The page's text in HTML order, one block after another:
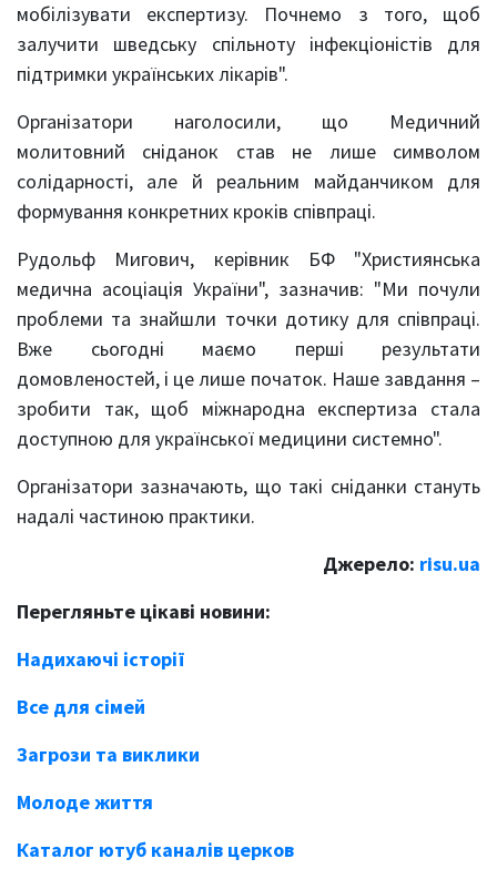
мобілізувати експертизу. Почнемо з того, щоб
залучити шведську спільноту інфекціоністів для
підтримки українських лікарів".
Організатори наголосили, що Медичний
молитовний сніданок став не лише символом
солідарності, але й реальним майданчиком для
формування конкретних кроків співпраці.
Рудольф Мигович, керівник БФ "Християнська
медична асоціація України", зазначив: "Ми почули
проблеми та знайшли точки дотику для співпраці.
Вже сьогодні маємо перші результати
домовленостей, і це лише початок. Наше завдання –
зробити так, щоб міжнародна експертиза стала
доступною для української медицини системно".
Організатори зазначають, що такі сніданки стануть
надалі частиною практики.
Джерело: risu.ua
Перегляньте цікаві новини:
Надихаючі історії
Все для сімей
Загрози та виклики
Молоде життя
Каталог ютуб каналів церков